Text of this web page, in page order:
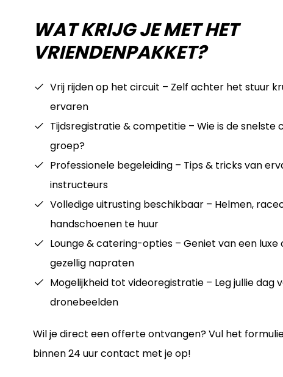
WAT KRIJG JE MET HET
VRIENDENPAKKET?
Vrij rijden op het circuit – Zelf achter het stuur
ervaren
Tijdsregistratie & competitie – Wie is de snelste
groep?
Professionele begeleiding – Tips & tricks van
instructeurs
Volledige uitrusting beschikbaar – Helmen,
handschoenen te huur
Lounge & catering-opties – Geniet van een
gezellig napraten
Mogelijkheid tot videoregistratie – Leg jullie dag
dronebeelden
Wil je direct een offerte ontvangen? Vul het
binnen 24 uur contact met je op!